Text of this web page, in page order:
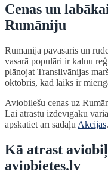
Cenas un
Rumāniju
Rumānijā pavasaris un
vasarā populāri ir kalnu
plānojat Transilvānijas
oktobris, kad laiks ir
Aviobiļešu cenas uz
Lai atrastu izdevīgāku
apskatiet arī sadaļu Akcijas.
Kā atrast
aviobietes.lv